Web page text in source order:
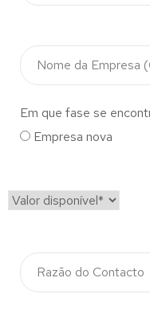
Em que fase se
Empresa nova